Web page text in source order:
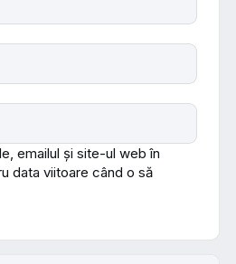
emailul și site-ul web în
data viitoare când o să